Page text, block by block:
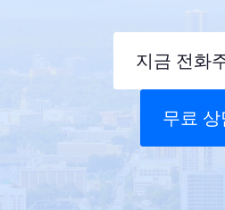
지금 전화
무료 상